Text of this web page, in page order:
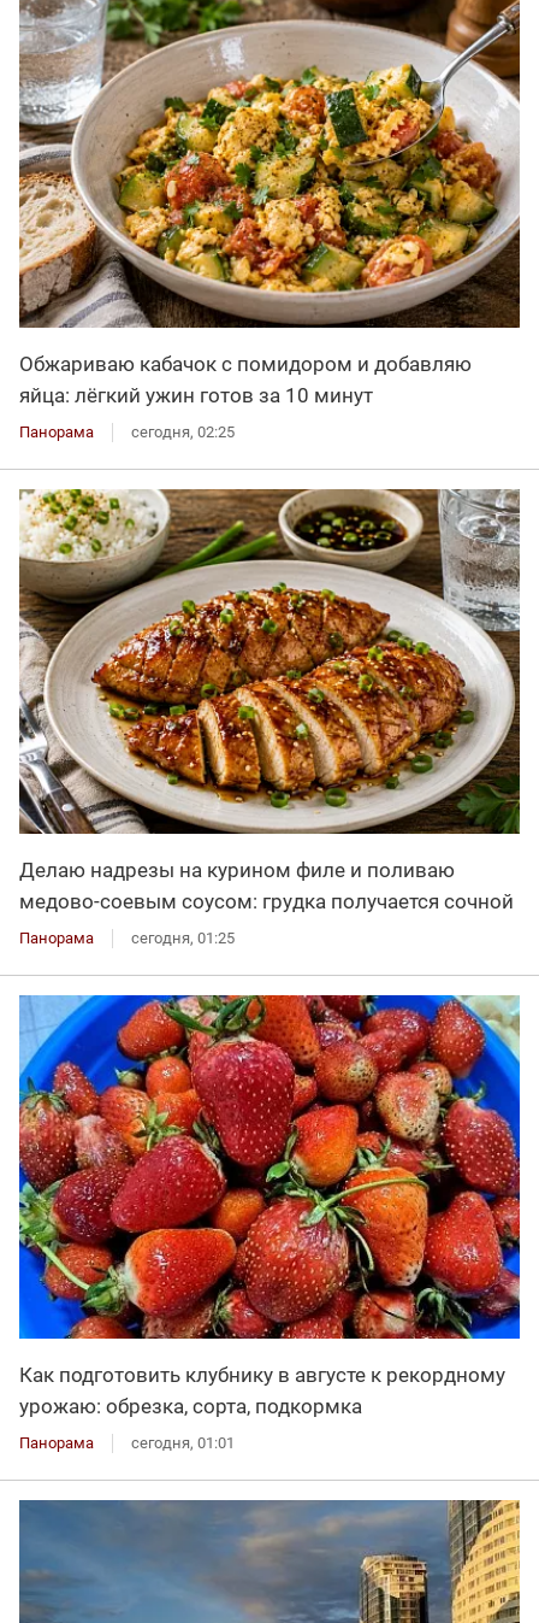
Обжариваю кабачок с помидором и добавляю
яйца: лёгкий ужин готов за 10 минут
Панорама сегодня, 02:25
Делаю надрезы на курином филе и поливаю
медово-соевым соусом: грудка получается сочной
Панорама сегодня, 01:25
Как подготовить клубнику в августе к рекордному
урожаю: обрезка, сорта, подкормка
Панорама сегодня, 01:01